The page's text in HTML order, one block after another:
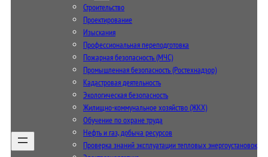
Строительство
Проектирование
Изыскания
Профессиональная переподготовка
Пожарная безопасность (МЧС)
Промышленная безопасность (Ростехнадзор)
Кадастровая деятельность
Экологическая безопасность
Жилищно-коммунальное хозяйство (ЖКХ)
Обучение по охране труда
Нефть и газ, добыча ресурсов
Проверка знаний эксплуатации тепловых энергоустановок